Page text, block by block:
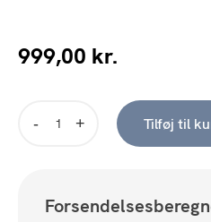
999,00 kr.
Tilføj til